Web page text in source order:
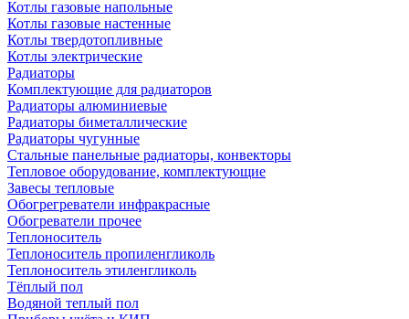
Котлы газовые напольные
Котлы газовые настенные
Котлы твердотопливные
Котлы электрические
Радиаторы
Комплектующие для радиаторов
Радиаторы алюминиевые
Радиаторы биметаллические
Радиаторы чугунные
Стальные панельные радиаторы, конвекторы
Тепловое оборудование, комплектующие
Завесы тепловые
Обогрегреватели инфракрасные
Обогреватели прочее
Теплоноситель
Теплоноситель пропиленгликоль
Теплоноситель этиленгликоль
Тёплый пол
Водяной теплый пол